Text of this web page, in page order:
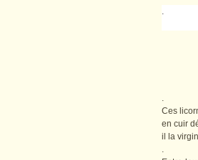
.
.
Ces
en cuir
il la
.